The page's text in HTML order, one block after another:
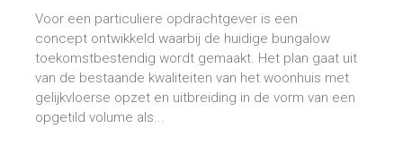
Voor een particuliere opdrachtgever is een
concept ontwikkeld waarbij de huidige bungalow
toekomstbestendig wordt gemaakt. Het plan gaat uit
van de bestaande kwaliteiten van het woonhuis met
gelijkvloerse opzet en uitbreiding in de vorm van een
opgetild volume als...